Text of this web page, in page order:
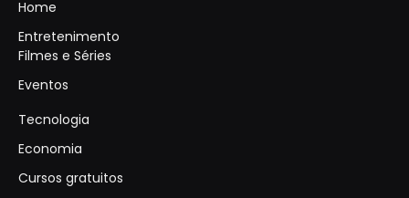
Home
Entretenimento
Filmes e Séries
Eventos
Tecnologia
Economia
Cursos gratuitos